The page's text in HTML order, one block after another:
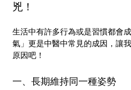
兇！
生活中有許多行為或是習慣都會
氣」更是中醫中常見的成因，讓
原因吧！
一、長期維持同一種姿勢